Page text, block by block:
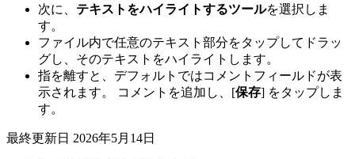
次に、 テキストをハイライトするツールを選択しま
す。
ファイル内で任意のテキスト部分をタップしてドラッ
グし、そのテキストをハイライトします。
指を離すと、デフォルトではコメントフィールドが表
示されます。 コメントを追加し、[保存] をタップしま
す。
最終更新日 2026年5月14日